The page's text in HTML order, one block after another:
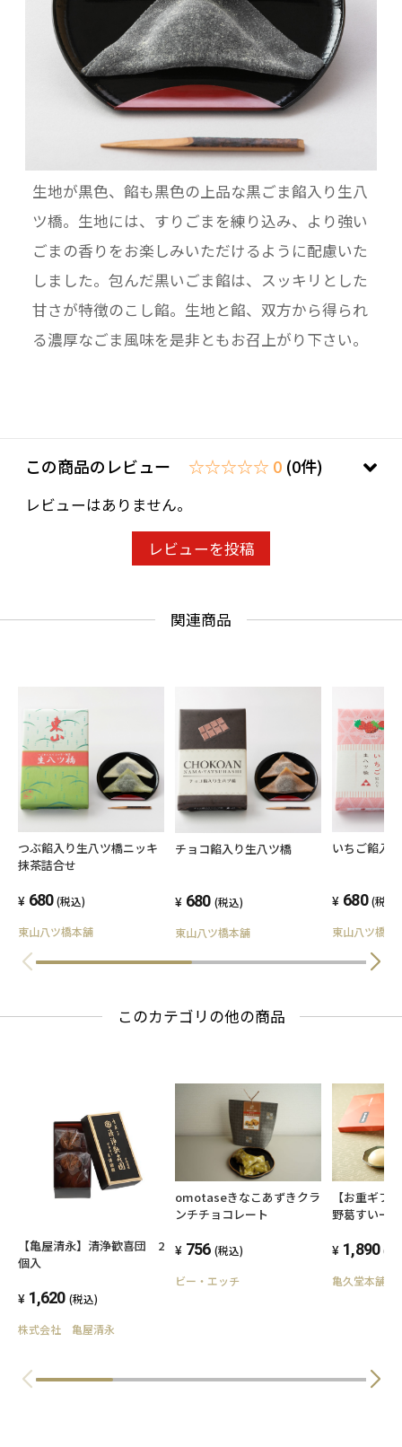
生地が黒色、餡も黒色の上品な黒ごま餡入り生八
ツ橋。生地には、すりごまを練り込み、より強い
ごまの香りをお楽しみいただけるように配慮いた
しました。包んだ黒いごま餡は、スッキリとした
甘さが特徴のこし餡。生地と餡、双方から得られ
る濃厚なごま風味を是非ともお召上がり下さい。
この商品のレビュー ☆☆☆☆☆ 0 (0件)
レビューはありません。
レビューを投稿
関連商品
つぶ餡入り生八ツ橋ニッキ
抹茶詰合せ
680 (税込)
東山八ツ橋本舗
チョコ餡入り生八ツ橋
680 (税込)
東山八ツ橋本舗
いちご餡入
680 (税込)
東山八ツ橋本
このカテゴリの他の商品
【亀屋清永】清浄歓喜団 2
個入
1,620 (税込)
株式会社 亀屋清永
omotaseきなこあずきクラ
ンチチョコレート
756 (税込)
ビー・エッチ
【お重ギフ
野葛すいー
1,890 (税
亀久堂本舗オ